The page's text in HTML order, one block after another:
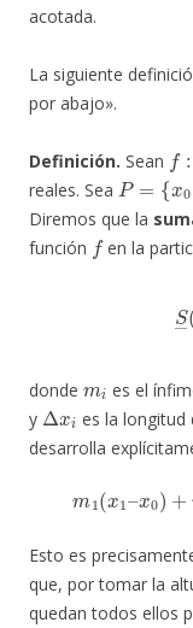
acotada.
La siguiente
por abajo».
Definición. Sean
:
reales. Sea
P={x0, …
Diremos que la
función
f
en la
donde es el
y
Δxi
es la longitud
desarrolla
m 1(x 1– x0 ) +
Esto es
que, por tomar la
quedan todos ellos